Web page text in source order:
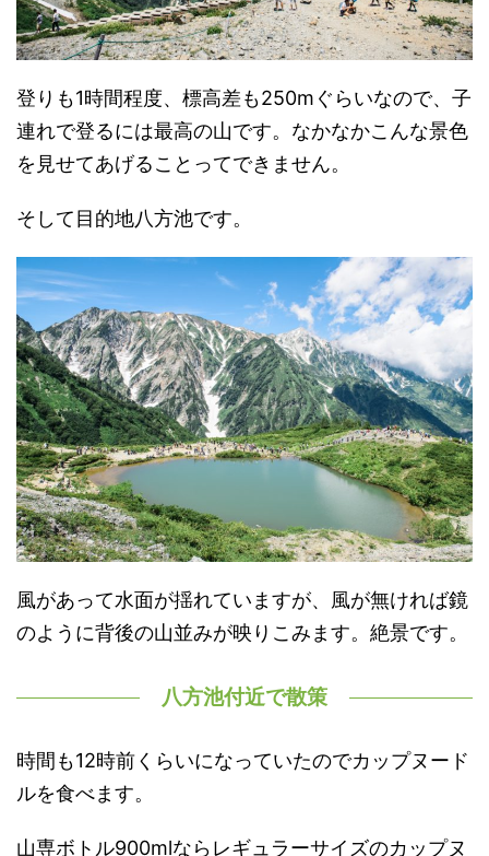
登りも1時間程度、標高差も250mぐらいなので、子
連れで登るには最高の山です。なかなかこんな景色
を見せてあげることってできません。
そして目的地八方池です。
風があって水面が揺れていますが、風が無ければ鏡
のように背後の山並みが映りこみます。絶景です。
八方池付近で散策
時間も12時前くらいになっていたのでカップヌード
ルを食べます。
山専ボトル900mlならレギュラーサイズのカップヌ